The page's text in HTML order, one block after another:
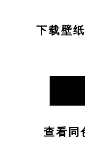
下载壁
查看同